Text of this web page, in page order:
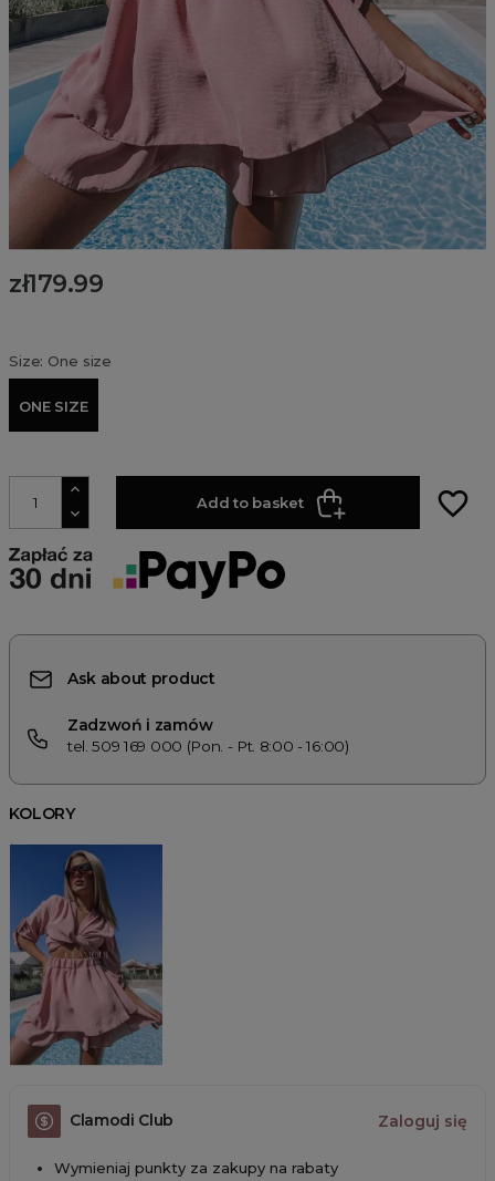
zł179.99
Size: One size
ONE SIZE
Add to basket favorite_border
Ask about product
Zadzwoń i zamów
tel. 509 169 000 (Pon. - Pt. 8:00 - 16:00)
KOLORY
Clamodi Club Zaloguj się
Wymieniaj punkty za zakupy na rabaty